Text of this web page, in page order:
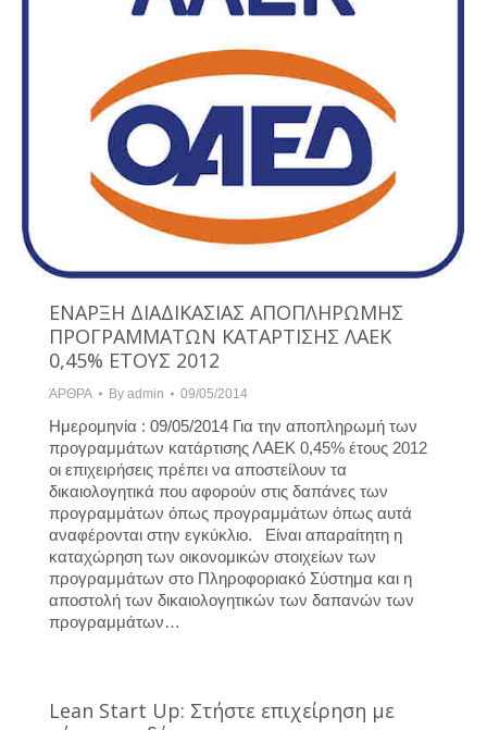
ΕΝΑΡΞΗ ΔΙΑΔΙΚΑΣΙΑΣ ΑΠΟΠΛΗΡΩΜΗΣ
ΠΡΟΓΡΑΜΜΑΤΩΝ ΚΑΤΑΡΤΙΣΗΣ ΛΑΕΚ
0,45% ΕΤΟΥΣ 2012
ΆΡΘΡΑ By admin 09/05/2014
Ημερομηνία : 09/05/2014 Για την αποπληρωμή των
προγραμμάτων κατάρτισης ΛΑΕΚ 0,45% έτους 2012
οι επιχειρήσεις πρέπει να αποστείλουν τα
δικαιολογητικά που αφορούν στις δαπάνες των
προγραμμάτων όπως προγραμμάτων όπως αυτά
αναφέρονται στην εγκύκλιο. Είναι απαραίτητη η
καταχώρηση των οικονομικών στοιχείων των
προγραμμάτων στο Πληροφοριακό Σύστημα και η
αποστολή των δικαιολογητικών των δαπανών των
προγραμμάτων…
Lean Start Up: Στήστε επιχείρηση με